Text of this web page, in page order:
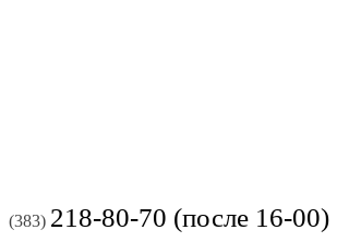
(383) 218-80-70 (после 16-00)